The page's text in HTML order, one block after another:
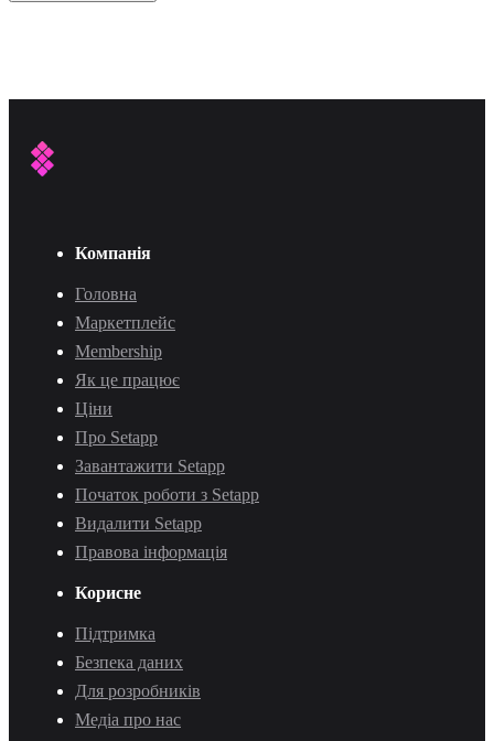
Компанія
Головна
Маркетплейс
Membership
Як це працює
Ціни
Про Setapp
Завантажити Setapp
Початок роботи з Setapp
Видалити Setapp
Правова інформація
Корисне
Підтримка
Безпека даних
Для розробників
Медіа про нас